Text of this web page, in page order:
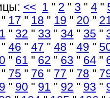
<< 1 " 2 " 3 " 4 "
" 17 " 18 " 19 " 20 "
" 32 " 33 " 34 " 35 "
" 46 " 47 " 48 " 49 "
" 61 " 62 " 63 " 64 "
" 75 " 76 " 77 " 78 "
" 90 " 91 " 92 " 93 "